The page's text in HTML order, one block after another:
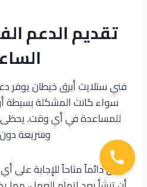
تقديم الدعم
فني ستلايت أبرق خيطان يوفر
سواء كانت المشكلة بسيطة
للمساعدة في أي وقت. يحظى
وسريعة دون
يظل دائماً متاحاً للإجابة